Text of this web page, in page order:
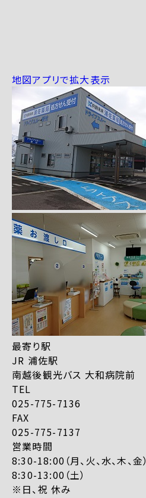
地図アプリで拡大表示
最寄り駅
JR 浦佐駅
南越後観光バス 大和病院前
TEL
025-775-7136
FAX
025-775-7137
営業時間
8:30-18:00（月、火、水、木、金）
8:30-13:00（土）
※日、祝 休み